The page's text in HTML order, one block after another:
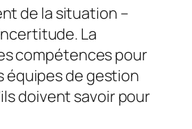
de la situation –
La
compétences pour
équipes de gestion
doivent savoir pour